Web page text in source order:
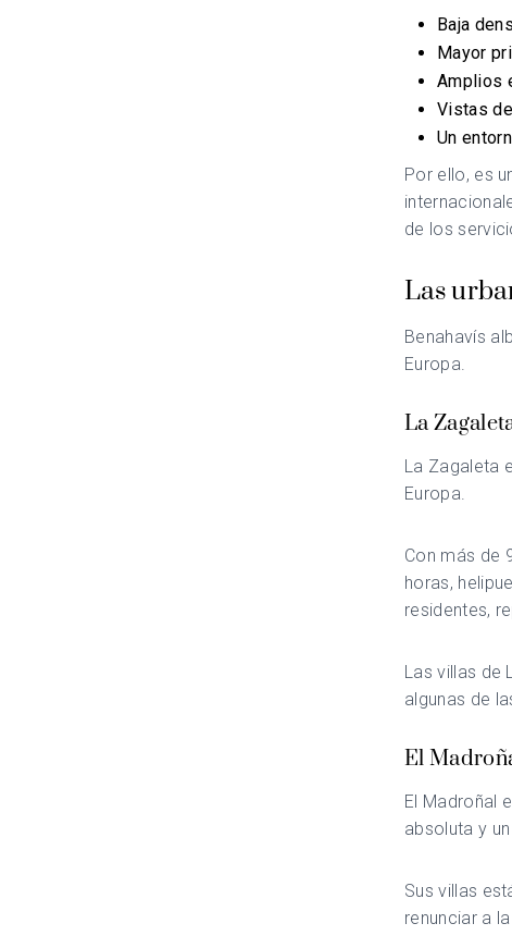
Baja
Mayor
Amplios
Vistas
Un
Por ello, es
de los
Las
Benahavís
Europa.
La
La Zagaleta
Europa.
Con más de
horas,
residentes,
Las villas de
algunas de
El
El Madroñal
absoluta y
Sus villas
renunciar a